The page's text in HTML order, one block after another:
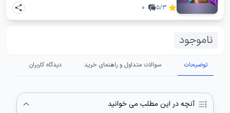
3
/5
0
ناموجود
توضیحات سوالات متداول و راهنمای خرید دیدگاه کاربران
آنچه در این مطلب می خوانید